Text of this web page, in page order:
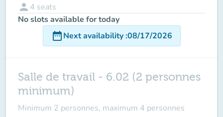
person 4 seats
No slots available for today
date_rangeNext availability:08/17/2026
Salle de travail - 6.02 (2 personnes
minimum)
Minimum 2 personnes, maximum 4 personnes